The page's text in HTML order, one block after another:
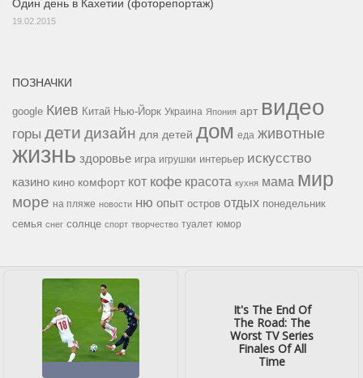
Один день в Кахетии (фоторепортаж)
19.02.2015
ПОЗНАЧКИ
google Киев Китай Нью-Йорк Украина Япония арт видео
горы дети дизайн для детей дом еда животные
жизнь здоровье игра игрушки интерьер искусство
казино кино комфорт кот кофе красота кухня мама мир
море на пляже новости ню опыт остров отдых понедельник
семья снег солнце спорт творчество туалет юмор